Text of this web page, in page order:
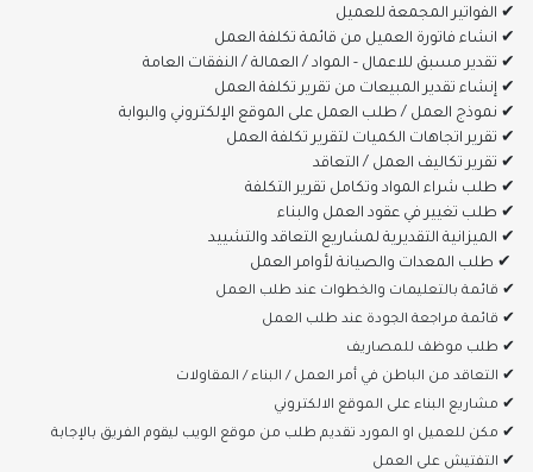
✔ الفواتير المجمعة للعميل
✔ انشاء فاتورة العميل من قائمة تكلفة العمل
✔ تقدير مسبق للاعمال - المواد / العمالة / النفقات العامة
✔ إنشاء تقدير المبيعات من تقرير تكلفة العمل
✔ نموذج العمل / طلب العمل على الموقع الإلكتروني والبوابة
✔ تقرير اتجاهات الكميات لتقرير تكلفة العمل
✔ تقرير تكاليف العمل / التعاقد
✔ طلب شراء المواد وتكامل تقرير التكلفة
✔ طلب تغيير في عقود العمل والبناء
✔ الميزانية التقديرية لمشاريع التعاقد والتشييد
✔ طلب المعدات والصيانة لأوامر العمل
✔ قائمة بالتعليمات والخطوات عند طلب العمل
✔ قائمة مراجعة الجودة عند طلب العمل
✔ طلب موظف للمصاريف
✔ التعاقد من الباطن في أمر العمل / البناء / المقاولات
✔ مشاريع البناء على الموقع الالكتروني
✔ مكن للعميل او المورد تقديم طلب من موقع الويب ليقوم الفريق بالإجابة
✔ التفتيش على العمل